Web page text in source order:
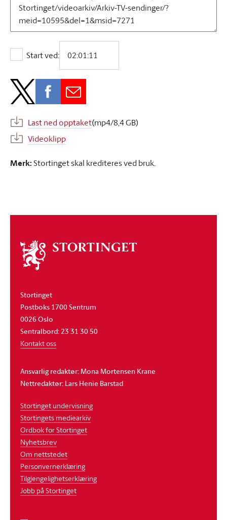
Start ved:
Start ved:
Last ned opptaket(mp4/8,4 GB)
Videoklipp
Merk:Stortinget skal krediteres ved bruk.
Om
stortinget
Stortinget
Postboks 1700 Sentrum
0026 Oslo
Sentralbord: 23 31 30 50
Kontakt oss
Ansvarlig redaktør: Mona Mortensen Krane
Nettredaktør: Lars Henie Barstad
Stortinget undervisning
Stortingets mediearkiv
Ordbok for Stortinget
Nyhetsbrev
Om nettstedet
Personvernerklæring
Tilgjengelighetserklæring
Jobb på Stortinget